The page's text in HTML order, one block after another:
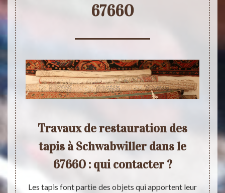
67660
le
Travaux de restauration des
tapis à Schwabwiller dans le
67660 : qui contacter ?
Les tapis font partie des objets qui apportent leur